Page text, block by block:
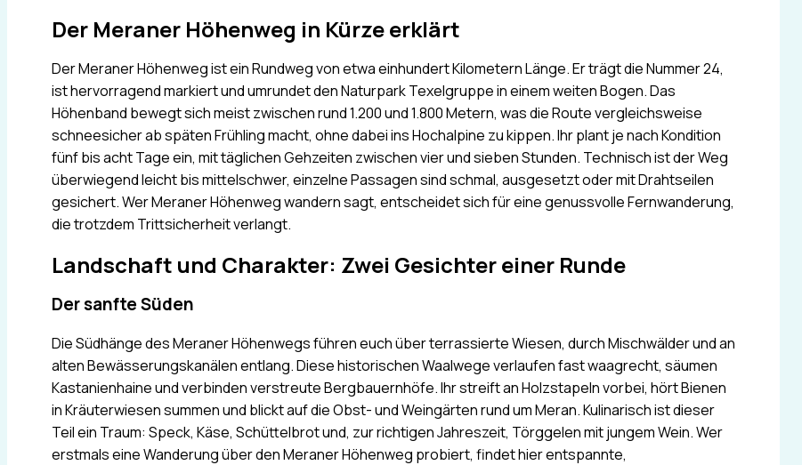
Der Meraner Höhenweg in Kürze erklärt
Der Meraner Höhenweg ist ein Rundweg von etwa einhundert Kilometern Länge. Er trägt die Nummer 24,
ist hervorragend markiert und umrundet den Naturpark Texelgruppe in einem weiten Bogen. Das
Höhenband bewegt sich meist zwischen rund 1.200 und 1.800 Metern, was die Route vergleichsweise
schneesicher ab späten Frühling macht, ohne dabei ins Hochalpine zu kippen. Ihr plant je nach Kondition
fünf bis acht Tage ein, mit täglichen Gehzeiten zwischen vier und sieben Stunden. Technisch ist der Weg
überwiegend leicht bis mittelschwer, einzelne Passagen sind schmal, ausgesetzt oder mit Drahtseilen
gesichert. Wer Meraner Höhenweg wandern sagt, entscheidet sich für eine genussvolle Fernwanderung,
die trotzdem Trittsicherheit verlangt.
Landschaft und Charakter: Zwei Gesichter einer Runde
Der sanfte Süden
Die Südhänge des Meraner Höhenwegs führen euch über terrassierte Wiesen, durch Mischwälder und an
alten Bewässerungskanälen entlang. Diese historischen Waalwege verlaufen fast waagrecht, säumen
Kastanienhaine und verbinden verstreute Bergbauernhöfe. Ihr streift an Holzstapeln vorbei, hört Bienen
in Kräuterwiesen summen und blickt auf die Obst- und Weingärten rund um Meran. Kulinarisch ist dieser
Teil ein Traum: Speck, Käse, Schüttelbrot und, zur richtigen Jahreszeit, Törggelen mit jungem Wein. Wer
erstmals eine Wanderung über den Meraner Höhenweg probiert, findet hier entspannte,